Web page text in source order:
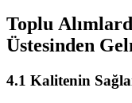
Toplu
Üstesinden
4.1 Kalitenin